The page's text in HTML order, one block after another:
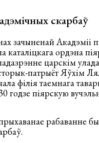
скарбаў
зачыненай Акадэміі
ордэна
царскім
патрыёт Яўхім
філія таемнага
годзе піярскую
рабаванне